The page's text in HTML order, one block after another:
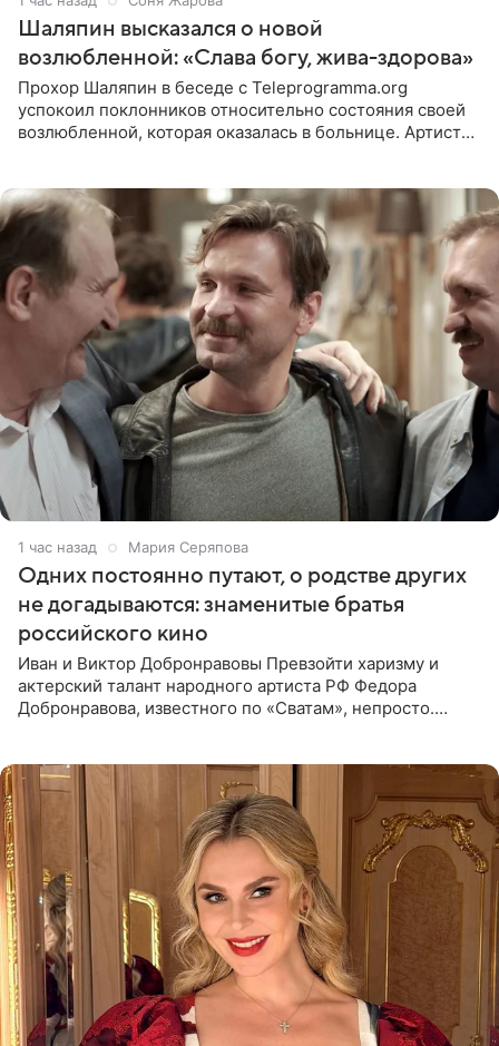
Шаляпин высказался о новой
возлюбленной: «Слава богу, жива-здорова»
Прохор Шаляпин в беседе с Teleprogramma.org
успокоил поклонников относительно состояния своей
возлюбленной, которая оказалась в больнице. Артист
1 час назад Мария Серяпова
Одних постоянно путают, о родстве других
не догадываются: знаменитые братья
российского кино
Иван и Виктор Добронравовы Превзойти харизму и
актерский талант народного артиста РФ Федора
Добронравова, известного по «Сватам», непросто.